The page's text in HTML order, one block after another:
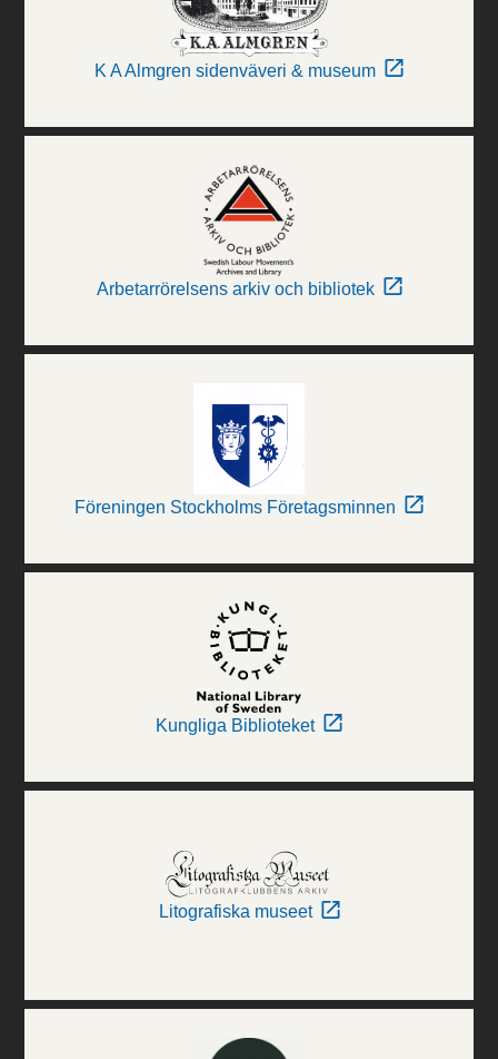
K A Almgren sidenväveri & museum
Arbetarrörelsens arkiv och bibliotek
Föreningen Stockholms Företagsminnen
Kungliga Biblioteket
Litografiska museet